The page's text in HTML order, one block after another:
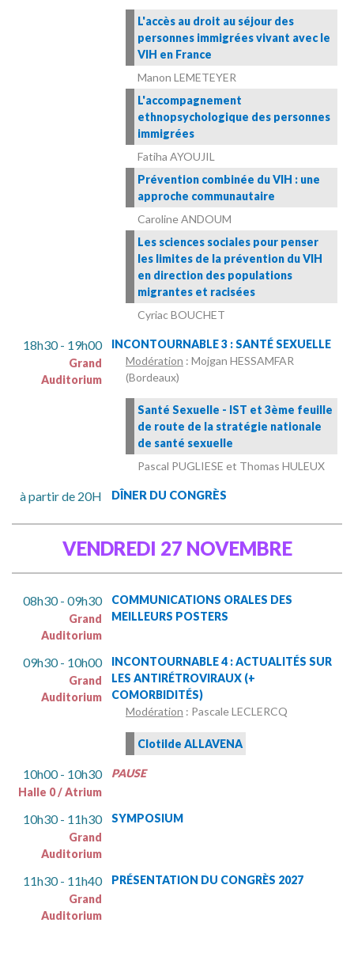
L'accès au droit au séjour des
personnes immigrées vivant avec le
VIH en France
Manon LEMETEYER
L'accompagnement
ethnopsychologique des personnes
immigrées
Fatiha AYOUJIL
Prévention combinée du VIH : une
approche communautaire
Caroline ANDOUM
Les sciences sociales pour penser
les limites de la prévention du VIH
en direction des populations
migrantes et racisées
Cyriac BOUCHET
18h30 - 19h00
Grand
Auditorium
INCONTOURNABLE 3 : SANTÉ SEXUELLE
Modération : Mojgan HESSAMFAR
(Bordeaux)
Santé Sexuelle - IST et 3ème feuille
de route de la stratégie nationale
de santé sexuelle
Pascal PUGLIESE et Thomas HULEUX
à partir de 20H DÎNER DU CONGRÈS
VENDREDI 27 NOVEMBRE
08h30 - 09h30
Grand
Auditorium
COMMUNICATIONS ORALES DES
MEILLEURS POSTERS
09h30 - 10h00
Grand
Auditorium
INCONTOURNABLE 4 : ACTUALITÉS SUR
LES ANTIRÉTROVIRAUX (+
COMORBIDITÉS)
Modération : Pascale LECLERCQ
Clotilde ALLAVENA
10h00 - 10h30
Halle 0 / Atrium
PAUSE
10h30 - 11h30
Grand
Auditorium
SYMPOSIUM
11h30 - 11h40
Grand
Auditorium
PRÉSENTATION DU CONGRÈS 2027